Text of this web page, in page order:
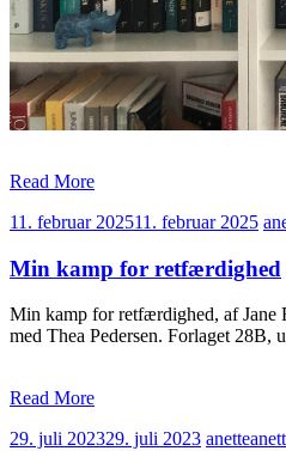
Read More
11. februar 202511. februar 2025
Min kamp for retfærdighed
Min kamp for retfærdighed, af Jane
med Thea Pedersen. Forlaget 28B,
Read More
29. juli 202329. juli 2023 anette